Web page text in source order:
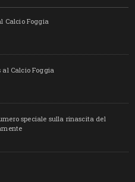
Calcio Foggia
Calcio Foggia
speciale sulla rinascita del